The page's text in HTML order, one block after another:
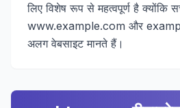
लिए विशेष रूप से महत्वपूर्ण है क्योंकि
www.example.com और
अलग वेबसाइट मानते हैं।